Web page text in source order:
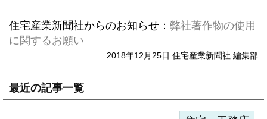
住宅産業新聞社からのお知らせ： 弊社著作物の使用
に関するお願い
2018年12月25日 住宅産業新聞社 編集部
最近の記事一覧